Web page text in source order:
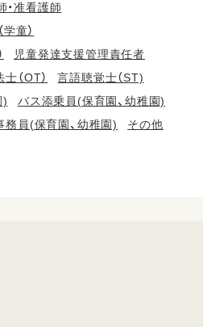
・准看護師
童）
児童発達支援管理責任者
（OT）
言語聴覚士（ST)
)
バス添乗員(保育園、幼稚園)
務員(保育園、幼稚園) その他